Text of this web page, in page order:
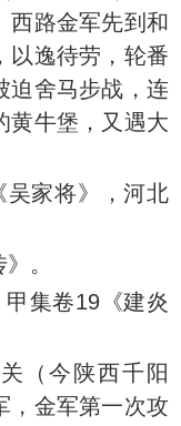
西路金军先到和
以逸待劳，轮番
迫舍马步战，连
黄牛堡，又遇大
家将》，河北
。
集卷19《建炎
今陕西千阳
，金军第一次攻